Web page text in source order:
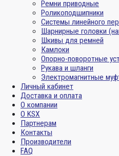
Ремни приводные
Роликоподшипники
Системы линейного
Шарнирные головки
Шкивы для ремней
Камлоки
Опорно-поворотные
Рукава и шланги
Электромагнитные
Личный кабинет
Доставка и оплата
О компании
О KSX
Партнерам
Контакты
Производители
FAQ